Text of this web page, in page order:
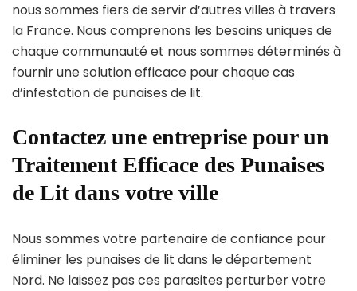
nous sommes fiers de servir d’autres villes à travers
la France. Nous comprenons les besoins uniques de
chaque communauté et nous sommes déterminés à
fournir une solution efficace pour chaque cas
d’infestation de punaises de lit.
Contactez une entreprise pour un
Traitement Efficace des Punaises
de Lit dans votre ville
Nous sommes votre partenaire de confiance pour
éliminer les punaises de lit dans le département
Nord. Ne laissez pas ces parasites perturber votre